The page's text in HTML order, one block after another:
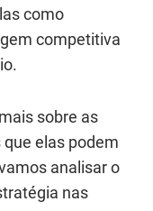
como
competitiva
sobre as
que elas podem
analisar o
nas